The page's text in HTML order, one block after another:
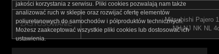
ZASTOSOWANIE
Mitsubishi Pajero
NH NJ NK NL
jakości korzystania z serwisu. Pliki cookies pozwalają nam także
analizować ruch w sklepie oraz rozwijać ofertę elementów
poliuretanowych do samochodów i półproduktów technicznych.
Możesz zaakceptować wszystkie pliki cookies lub dostosować ich
ustawienia.